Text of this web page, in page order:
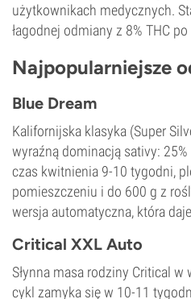
użytkownikach medycznych.
łagodnej odmiany z 8% THC
Najpopularniejsze
Blue Dream
Kalifornijska klasyka (Super
wyraźną dominacją sativy:
czas kwitnienia 9-10 tygodni,
pomieszczeniu i do 600 g z
wersja automatyczna, która
Critical XXL Auto
Słynna masa rodziny Critical
cykl zamyka się w 10-11